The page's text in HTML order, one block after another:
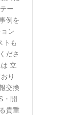
ー
例を
ン
トも
ださ
立
り
交換
・開
貴重